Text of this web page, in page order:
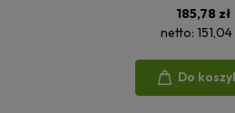
185,78 zł
netto: 151,04
Do